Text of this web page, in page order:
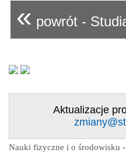
« powrót -
Aktualizacje
Nauki fizyczne i o środowisku